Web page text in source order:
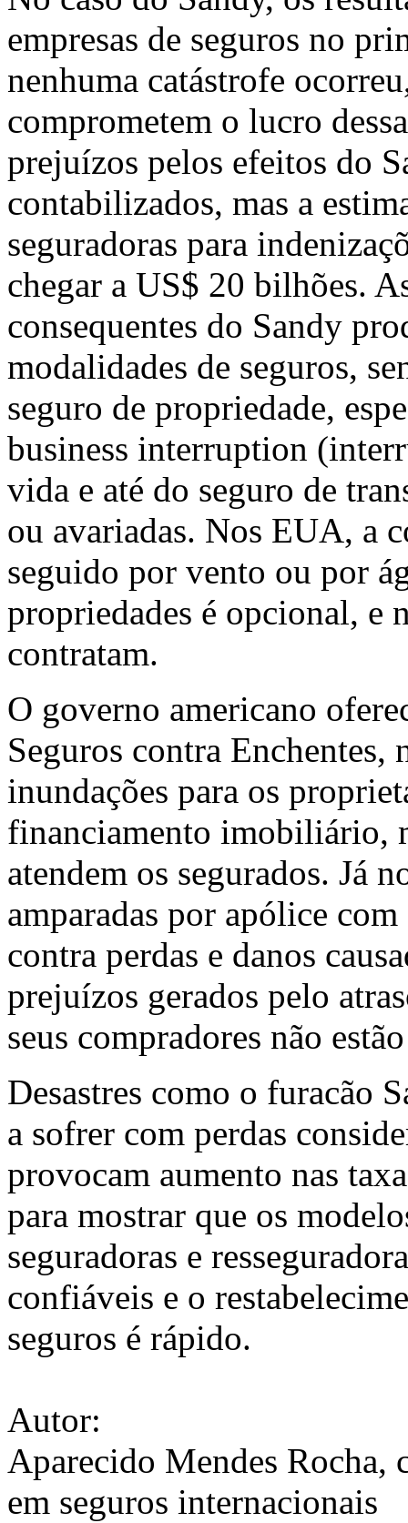
empresas de seguros no
nenhuma catástrofe
comprometem o lucro
prejuízos pelos efeitos do
contabilizados, mas a
seguradoras para
chegar a US$ 20 bilhões.
consequentes do Sandy
modalidades de seguros,
seguro de propriedade,
business interruption
vida e até do seguro de
ou avariadas. Nos EUA, a
seguido por vento ou por
propriedades é opcional, e
contratam.
O governo americano
Seguros contra
inundações para os
financiamento imobiliário,
atendem os segurados. Já
amparadas por apólice
contra perdas e danos
prejuízos gerados pelo
seus compradores não
Desastres como o furacão
a sofrer com perdas
provocam aumento nas
para mostrar que os
seguradoras e
confiáveis e o
seguros é rápido.
Autor:
Aparecido Mendes Rocha,
em seguros internacionais